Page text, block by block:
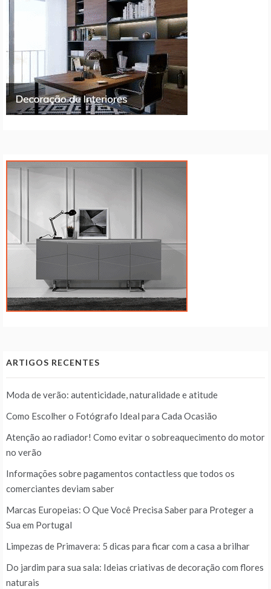
ARTIGOS RECENTES
Moda de verão: autenticidade, naturalidade e atitude
Como Escolher o Fotógrafo Ideal para Cada Ocasião
Atenção ao radiador! Como evitar o sobreaquecimento do motor
no verão
Informações sobre pagamentos contactless que todos os
comerciantes deviam saber
Marcas Europeias: O Que Você Precisa Saber para Proteger a
Sua em Portugal
Limpezas de Primavera: 5 dicas para ficar com a casa a brilhar
Do jardim para sua sala: Ideias criativas de decoração com flores
naturais